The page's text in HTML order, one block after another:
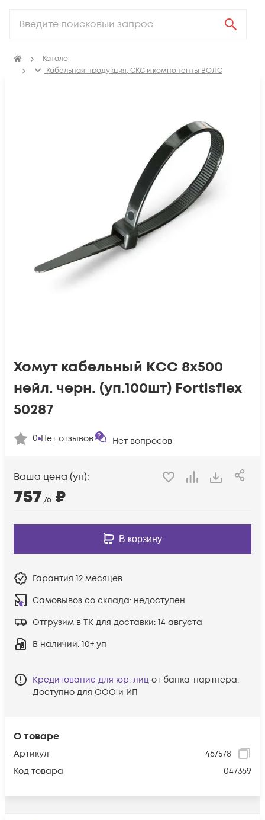
Каталог
Кабельная продукция, СКС и компоненты ВОЛС
О товаре
Артикул
467578
Код товара
047369
Хомут кабельный КСС 8х500
нейл. черн. (уп.100шт) Fortisflex
50287
0 Нет отзывов Нет вопросов
Ваша цена (уп):
757,76 ₽
В корзину
Гарантия 12 месяцев
Самовывоз со склада: недоступен
Отгрузим в ТК для доставки: 14 августа
В наличии: 10+ уп
Кредитование для юр. лиц от банка-партнёра.
Доступно для ООО и ИП